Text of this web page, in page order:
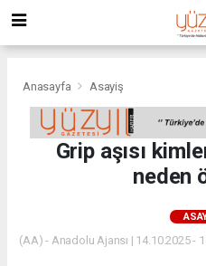
Anasayfa Asayiş
Grip aşısı
neden
(AA) - Anadolu Ajansı | 14.10.2025 -